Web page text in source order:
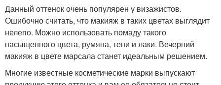
Данный оттенок очень популярен у визажистов.
Ошибочно считать, что макияж в таких цветах выглядит
нелепо. Можно использовать помаду такого
насыщенного цвета, румяна, тени и лаки. Вечерний
макияж в цвете марсала станет идеальным решением.
Многие известные косметические марки выпускают